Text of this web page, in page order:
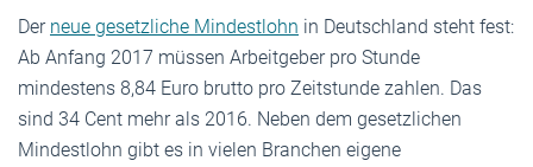
Der neue gesetzliche Mindestlohn in Deutschland steht fest:
Ab Anfang 2017 müssen Arbeitgeber pro Stunde
mindestens 8,84 Euro brutto pro Zeitstunde zahlen. Das
sind 34 Cent mehr als 2016. Neben dem gesetzlichen
Mindestlohn gibt es in vielen Branchen eigene